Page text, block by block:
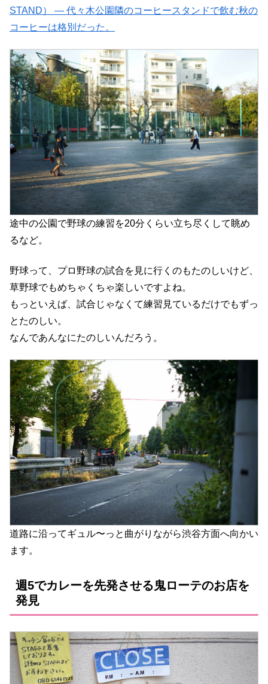
STAND） ― 代々木公園隣のコーヒースタンドで飲む秋の
コーヒーは格別だった。
途中の公園で野球の練習を20分くらい立ち尽くして眺め
るなど。
野球って、プロ野球の試合を見に行くのもたのしいけど、
草野球でもめちゃくちゃ楽しいですよね。
もっといえば、試合じゃなくて練習見ているだけでもずっ
とたのしい。
なんであんなにたのしいんだろう。
道路に沿ってギュル〜っと曲がりながら渋谷方面へ向かい
ます。
週5でカレーを先発させる鬼ローテのお店を
発見